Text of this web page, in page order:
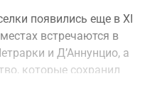
появились еще в XI
встречаются в
и Д’Аннунцио, а
которые сохранил
миллионы